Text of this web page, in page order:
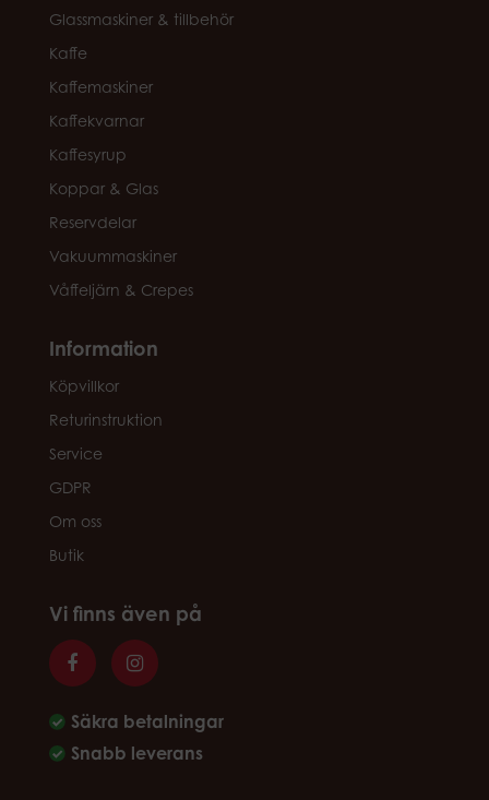
Glassmaskiner & tillbehör
Kaffe
Kaffemaskiner
Kaffekvarnar
Kaffesyrup
Koppar & Glas
Reservdelar
Vakuummaskiner
Våffeljärn & Crepes
Information
Köpvillkor
Returinstruktion
Service
GDPR
Om oss
Butik
Vi finns även på
Säkra betalningar
Snabb leverans